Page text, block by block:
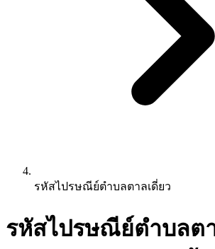
รหัสไปรษณีย์ตำบลตาลเดี่ยว
รหัสไปรษณีย์ตำบลต